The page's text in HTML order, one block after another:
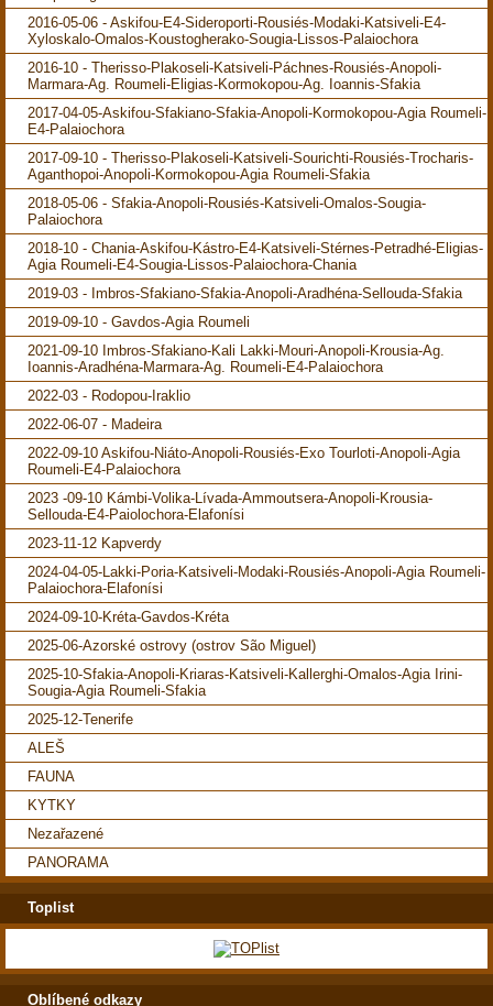
2016-05-06 - Askifou-E4-Sideroporti-Rousiés-Modaki-Katsiveli-E4-
Xyloskalo-Omalos-Koustogherako-Sougia-Lissos-Palaiochora
2016-10 - Therisso-Plakoseli-Katsiveli-Páchnes-Rousiés-Anopoli-
Marmara-Ag. Roumeli-Eligias-Kormokopou-Ag. Ioannis-Sfakia
2017-04-05-Askifou-Sfakiano-Sfakia-Anopoli-Kormokopou-Agia Roumeli-
E4-Palaiochora
2017-09-10 - Therisso-Plakoseli-Katsiveli-Sourichti-Rousiés-Trocharis-
Aganthopoi-Anopoli-Kormokopou-Agia Roumeli-Sfakia
2018-05-06 - Sfakia-Anopoli-Rousiés-Katsiveli-Omalos-Sougia-
Palaiochora
2018-10 - Chania-Askifou-Kástro-E4-Katsiveli-Stérnes-Petradhé-Eligias-
Agia Roumeli-E4-Sougia-Lissos-Palaiochora-Chania
2019-03 - Imbros-Sfakiano-Sfakia-Anopoli-Aradhéna-Sellouda-Sfakia
2019-09-10 - Gavdos-Agia Roumeli
2021-09-10 Imbros-Sfakiano-Kali Lakki-Mouri-Anopoli-Krousia-Ag.
Ioannis-Aradhéna-Marmara-Ag. Roumeli-E4-Palaiochora
2022-03 - Rodopou-Iraklio
2022-06-07 - Madeira
2022-09-10 Askifou-Niáto-Anopoli-Rousiés-Exo Tourloti-Anopoli-Agia
Roumeli-E4-Palaiochora
2023 -09-10 Kámbi-Volika-Lívada-Ammoutsera-Anopoli-Krousia-
Sellouda-E4-Paiolochora-Elafonísi
2023-11-12 Kapverdy
2024-04-05-Lakki-Poria-Katsiveli-Modaki-Rousiés-Anopoli-Agia Roumeli-
Palaiochora-Elafonísi
2024-09-10-Kréta-Gavdos-Kréta
2025-06-Azorské ostrovy (ostrov São Miguel)
2025-10-Sfakia-Anopoli-Kriaras-Katsiveli-Kallerghi-Omalos-Agia Irini-
Sougia-Agia Roumeli-Sfakia
2025-12-Tenerife
ALEŠ
FAUNA
KYTKY
Nezařazené
PANORAMA
Toplist
Oblíbené odkazy